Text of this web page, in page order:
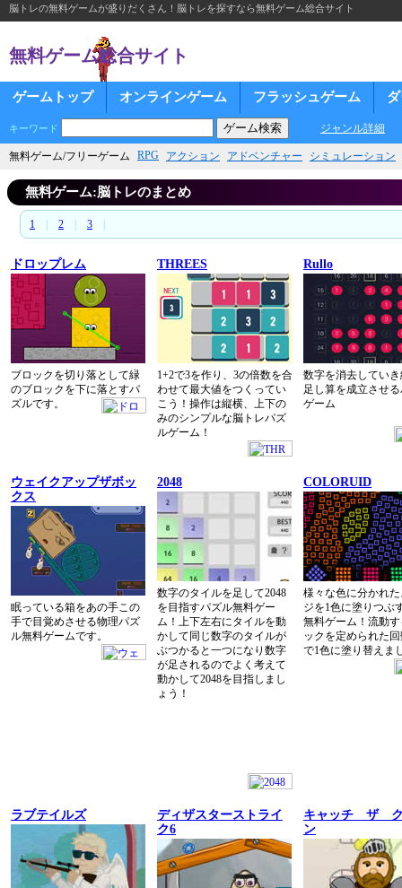
脳トレの無料ゲームが盛りだくさん！脳トレを探すなら無料ゲーム総合サイト
無料ゲーム総合サイト
ゲームトップ オンラインゲーム フラッシュゲーム
キーワード ジャンル詳細
無料ゲーム/フリーゲーム RPG アクション アドベンチャー シミュレーション
無料ゲーム:脳トレのまとめ
1 2 3
ドロップレム
ブロックを切り落として緑
のブロックを下に落とすパ
ズルです。
THREES
1+2で3を作り、3の倍数を合
わせて最大値をつくってい
こう！操作は縦横、上下の
みのシンプルな脳トレパズ
ルゲーム！
Rullo
数字を消去してい
足し算を成立させ
ゲーム
ウェイクアップザボッ
クス
眠っている箱をあの手この
手で目覚めさせる物理パズ
ル無料ゲームです。
2048
数字のタイルを足して2048
を目指すパズル無料ゲー
ム！上下左右にタイルを動
かして同じ数字のタイルが
ぶつかると一つになり数字
が足されるのでよく考えて
動かして2048を目指しまし
ょう！
COLORUID
様々な色に分かれ
ジを1色に塗りつぶ
無料ゲーム！流動
ックを定められた
で1色に塗り替えま
ラブテイルズ
ディザスターストライ
ク6
キャッチ ザ
ン